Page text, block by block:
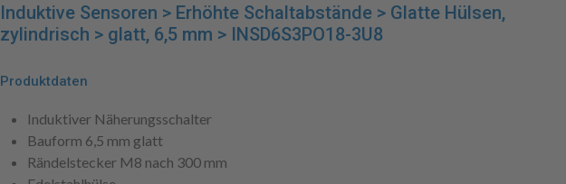
Induktive Sensoren > Erhöhte Schaltabstände > Glatte Hülsen,
zylindrisch > glatt, 6,5 mm > INSD6S3PO18-3U8
Produktdaten
Induktiver Näherungsschalter
Bauform 6,5 mm glatt
Rändelstecker M8 nach 300 mm